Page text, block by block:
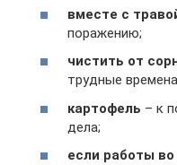
вместе с
поражению;
чистить от
трудные
картофель – к
дела;
если работы